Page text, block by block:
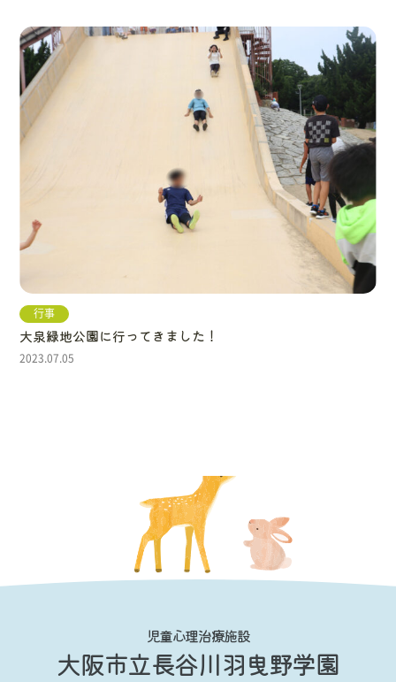
行事
大泉緑地公園に行ってきました！
2023.07.05
児童心理治療施設
大阪市立長谷川羽曳野学園